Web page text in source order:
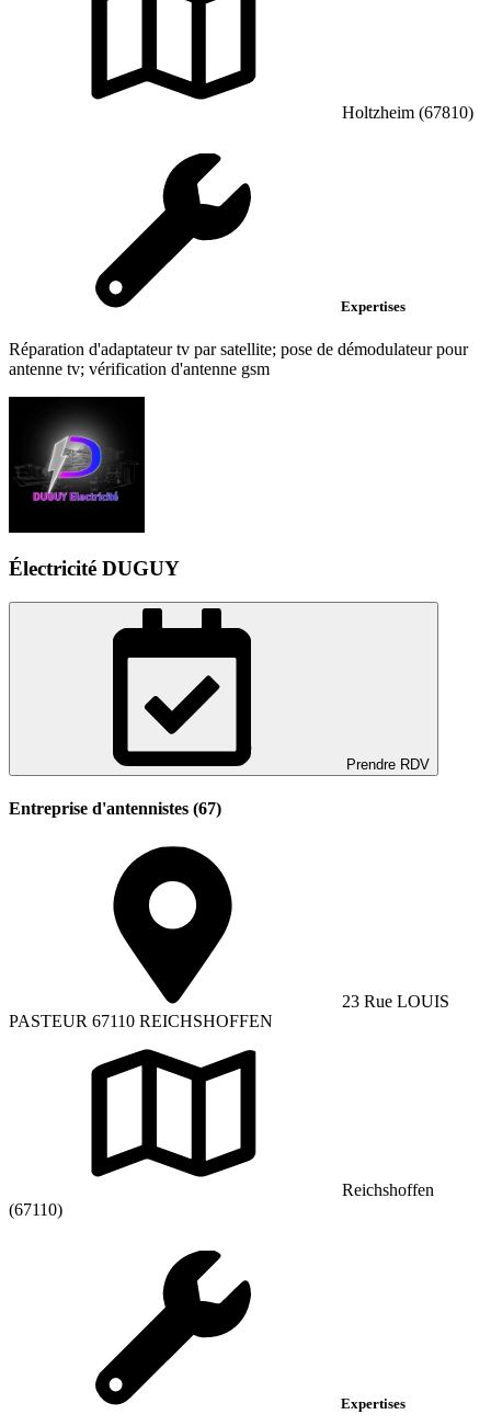
Holtzheim (67810)
Expertises
Réparation d'adaptateur tv par satellite; pose de démodulateur pour
antenne tv; vérification d'antenne gsm
Électricité DUGUY
Prendre RDV
Entreprise d'antennistes (67)
23 Rue LOUIS
PASTEUR 67110 REICHSHOFFEN
Reichshoffen
(67110)
Expertises